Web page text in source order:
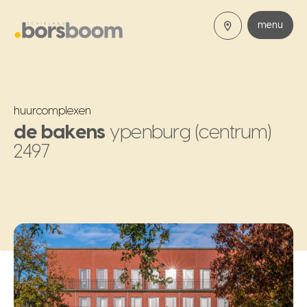
menu
huurcomplexen
de bakens ypenburg (centrum)
2497